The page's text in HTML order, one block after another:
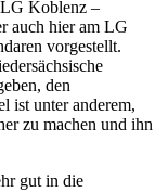
Koblenz –
auch hier am LG
vorgestellt.
den
ist unter anderem,
zu machen und ihn
gut in die